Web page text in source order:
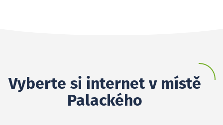
Vyberte si internet v místě
Palackého